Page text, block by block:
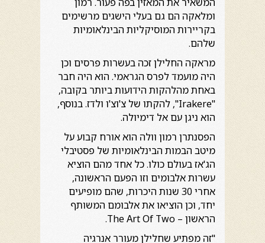
ומלאקה הם גם בעלי הישגים מרשימים
בקריירות המוסיקליות הבינלאומיות
שלהם.
מראקה החלילן זכה בעשרות פרסים וכן
היה מועמד לפרס הגראמי. הוא היה חבר
באחת מהלהקות הידועות ביותר בקובה,
"Irakere", להקתו של צ'וצ'ו ולדז. בנוסף,
הוא ניגן עם אל דימיולה.
הפסנתרן רמון וולה הוא אורח קבוע על
מיטב הבמות הבינלאומיות של פסטיבלי
הג'אז בעולם כולו. כל אחד מהם הוציא
עשרות אלבומים וזו הפעם הראשונה,
אחרי 30 שנות היכרות, שהם מופיעים
יחד, וכן הוציאו את אלבומם המשותף
הראשון – The Art Of Two.
"זה מפתיע שחלילן מעורר אנרגיה